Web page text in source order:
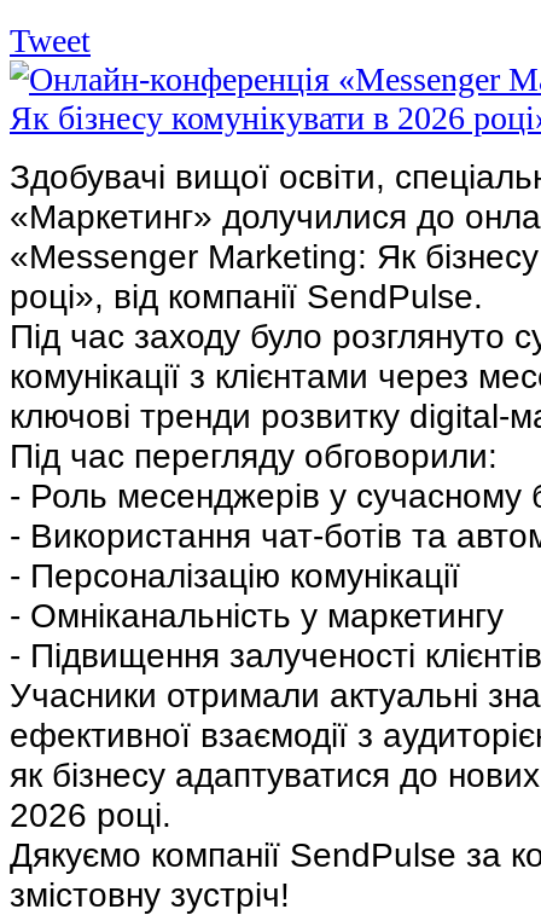
Tweet
Здобувачі вищої освіти,
«Маркетинг» долучилися до
«Messenger Marketing: Як
році», від компанії SendPulse.
Під час заходу було розглянуто
комунікації з клієнтами через
ключові тренди розвитку digital-
Під час перегляду обговорили:
- Роль месенджерів у сучасному
- Використання чат-ботів та
- Персоналізацію комунікації
- Омніканальність у маркетингу
- Підвищення залученості клієнтів
Учасники отримали актуальні
ефективної взаємодії з
як бізнесу адаптуватися до
2026 році.
Дякуємо компанії SendPulse за
змістовну зустріч!